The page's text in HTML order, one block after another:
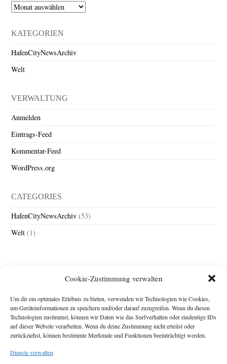
Cookie-Zustimmung verwalten
Um dir ein optimales Erlebnis zu bieten, verwenden wir Technologien wie Cookies,
um Geräteinformationen zu speichern und/oder darauf zuzugreifen. Wenn du diesen
Technologien zustimmst, können wir Daten wie das Surfverhalten oder eindeutige IDs
auf dieser Website verarbeiten. Wenn du deine Zustimmung nicht erteilst oder
zurückziehst, können bestimmte Merkmale und Funktionen beeinträchtigt werden.
Dienste verwalten
Archiv
KATEGORIEN
HafenCityNewsArchiv
Welt
VERWALTUNG
Anmelden
Eintrags-Feed
Kommentar-Feed
WordPress.org
CATEGORIES
HafenCityNewsArchiv (53)
Welt (1)
Impressum
Michael Baden,